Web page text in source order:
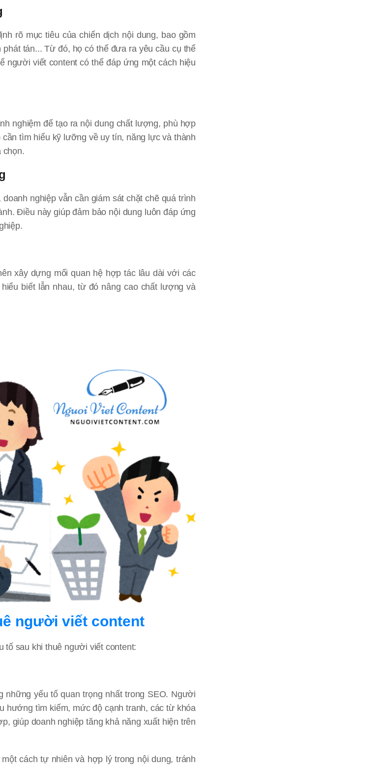
rõ mục tiêu của chiến dịch nội dung, bao gồm
tán... Từ đó, họ có thể đưa ra yêu cầu cụ thể
người viết content có thể đáp ứng một cách hiệu
nghiệm để tạo ra nội dung chất lượng, phù hợp
tìm hiểu kỹ lưỡng về uy tín, năng lực và thành
chọn.
nghiệp vẫn cần giám sát chặt chẽ quá trình
Điều này giúp đảm bảo nội dung luôn đáp ứng
xây dựng mối quan hệ hợp tác lâu dài với các
biết lẫn nhau, từ đó nâng cao chất lượng và
người viết content
tố sau khi thuê người viết content:
yếu tố quan trọng nhất trong SEO. Người
hướng tìm kiếm, mức độ cạnh tranh, các từ khóa
giúp doanh nghiệp tăng khả năng xuất hiện trên
cách tự nhiên và hợp lý trong nội dung, tránh